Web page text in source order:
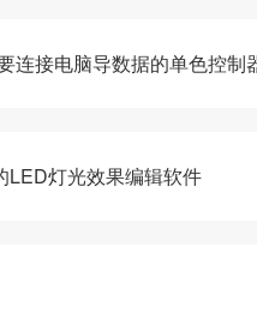
连接电脑导数据的单色控
LED灯光效果编辑软件